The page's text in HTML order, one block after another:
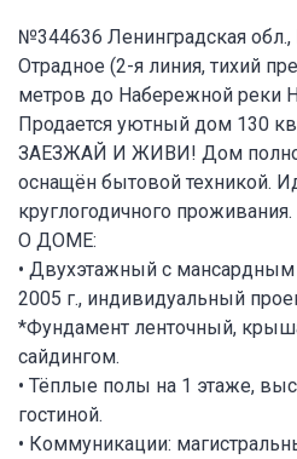
№344636 Ленинградская обл.,
Отрадное (2-я линия, тихий
метров до Набережной реки
Продается уютный дом 130
ЗАЕЗЖАЙ И ЖИВИ! Дом
оснащён бытовой техникой.
круглогодичного проживания.
О ДОМЕ:
• Двухэтажный с
2005 г., индивидуальный
*Фундамент ленточный,
сайдингом.
• Тёплые полы на 1 этаже,
гостиной.
• Коммуникации: